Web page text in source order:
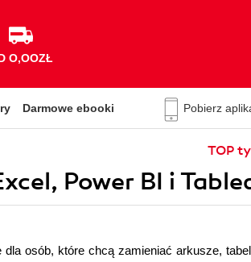
O,OOZŁ
Darmowe ebooki Pobierz
TOP
Power BI i
osób, które chcą zamieniać arkusze,